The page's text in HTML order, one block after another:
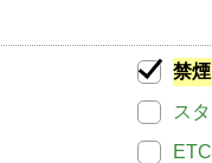
禁煙
ス